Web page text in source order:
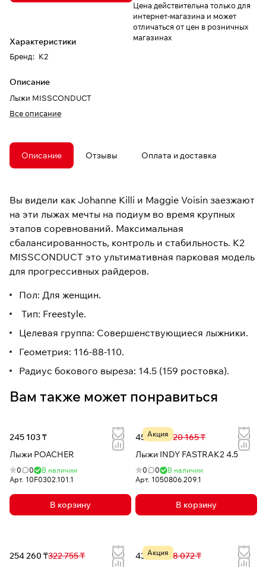
Характеристики
Бренд: K2
Описание
Лыжи MISSCONDUCT
Все описание
Цена действительна только для
интернет-магазина и может
отличаться от цен в розничных
магазинах
Описание Отзывы Оплата и доставка
Вы видели как Johanne Killi и Maggie Voisin заезжают
на эти лыжах мечты на подиум во время крупных
этапов соревнований. Максимальная
сбалансированность, контроль и стабильность. K2
MISSCONDUCT это ультимативная парковая модель
для прогрессивных райдеров.
Пол: Для женщин.
Тип: Freestyle.
Целевая группа: Совершенствующиеся лыжники.
Геометрия: 116-88-110.
Радиус бокового выреза: 14.5 (159 ростовка).
Вам также может понравиться
245 103 ₸
Лыжи POACHER
0 0
В наличии
Арт. 10F0302.101.1
В корзину
Акция
45 234 ₸ 120 165 ₸
Лыжи INDY FASTRAK2 4.5
0 0
В наличии
Арт. 1050806.209.1
В корзину
254 260 ₸322 755 ₸
Акция
43 183 ₸ 78 072 ₸